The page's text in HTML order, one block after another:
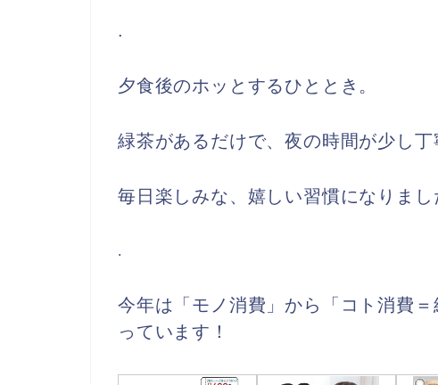
.
夕食後のホッとするひととき。
緑茶があるだけで、夜の時間が少し丁
毎日楽しみな、嬉しい習慣になりまし
.
今年は「モノ消費」から「コト消費
っています！